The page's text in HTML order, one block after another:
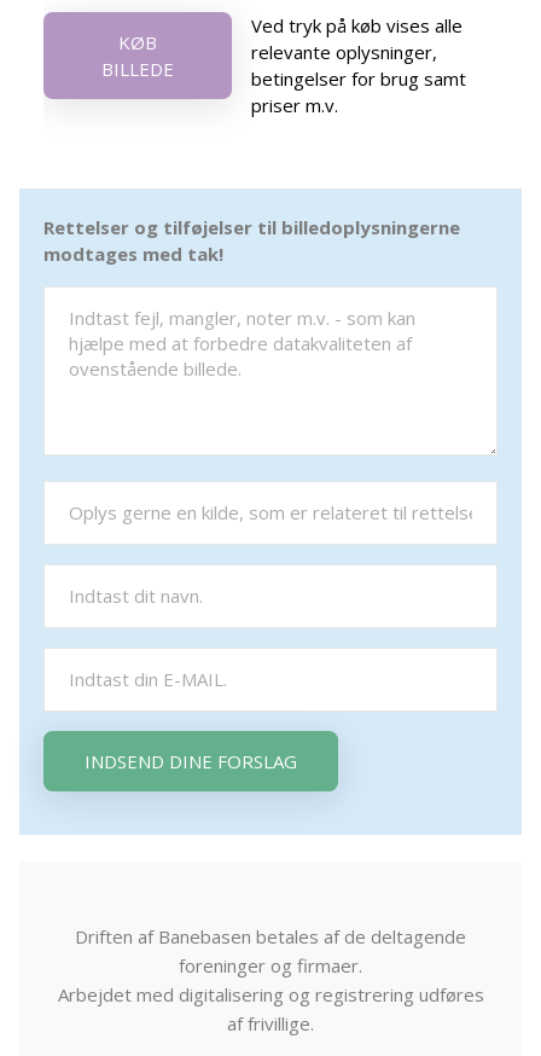
KØB
BILLEDE
Ved tryk på køb vises alle
relevante oplysninger,
betingelser for brug samt
priser m.v.
Rettelser og tilføjelser til billedoplysningerne
modtages med tak!
INDSEND DINE FORSLAG
Driften af Banebasen betales af de deltagende
foreninger og firmaer.
Arbejdet med digitalisering og registrering udføres
af frivillige.